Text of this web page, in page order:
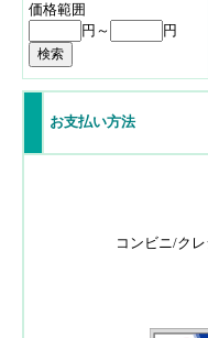
価格範囲
円～
円
お支払い方法
コンビニ/ク